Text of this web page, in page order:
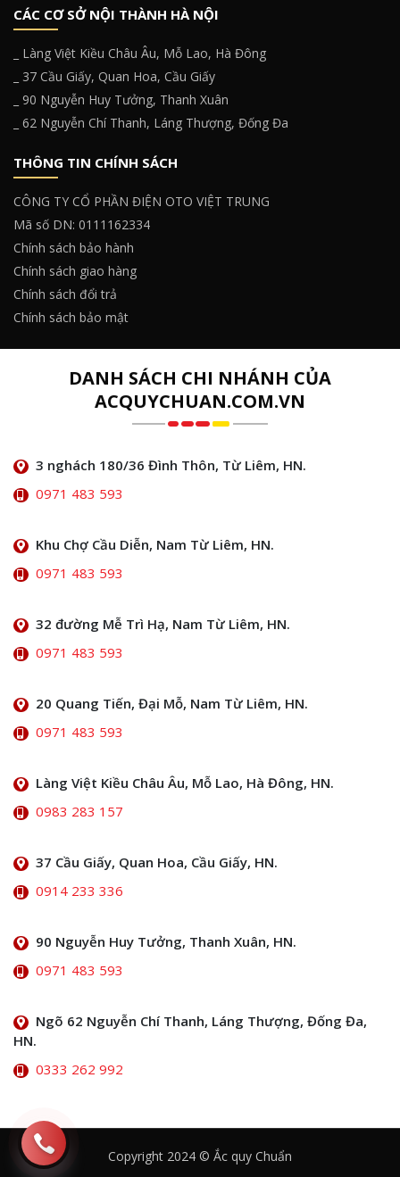
CÁC CƠ SỞ NỘI THÀNH HÀ NỘI
_ Làng Việt Kiều Châu Âu, Mỗ Lao, Hà Đông
_ 37 Cầu Giấy, Quan Hoa, Cầu Giấy
_ 90 Nguyễn Huy Tưởng, Thanh Xuân
_ 62 Nguyễn Chí Thanh, Láng Thượng, Đống Đa
THÔNG TIN CHÍNH SÁCH
CÔNG TY CỔ PHẦN ĐIỆN OTO VIỆT TRUNG
Mã số DN: 0111162334
Chính sách bảo hành
Chính sách giao hàng
Chính sách đổi trả
Chính sách bảo mật
DANH SÁCH CHI NHÁNH CỦA
ACQUYCHUAN.COM.VN
3 nghách 180/36 Đình Thôn, Từ Liêm, HN.
0971 483 593
Khu Chợ Cầu Diễn, Nam Từ Liêm, HN.
0971 483 593
32 đường Mễ Trì Hạ, Nam Từ Liêm, HN.
0971 483 593
20 Quang Tiến, Đại Mỗ, Nam Từ Liêm, HN.
0971 483 593
Làng Việt Kiều Châu Âu, Mỗ Lao, Hà Đông, HN.
0983 283 157
37 Cầu Giấy, Quan Hoa, Cầu Giấy, HN.
0914 233 336
90 Nguyễn Huy Tưởng, Thanh Xuân, HN.
0971 483 593
Ngõ 62 Nguyễn Chí Thanh, Láng Thượng, Đống Đa,
HN.
0333 262 992
Copyright 2024 © Ắc quy Chuẩn